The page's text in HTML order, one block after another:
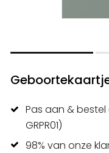
Pas aan & bestel
GRPR01)
98% van onze